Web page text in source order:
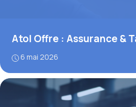
Atol Offre : Assurance &
6 mai 2026